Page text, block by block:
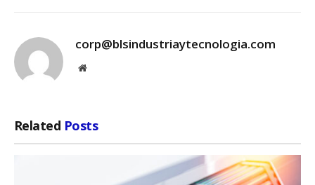
corp@blsindustriaytecnologia.com
Website
Related Posts